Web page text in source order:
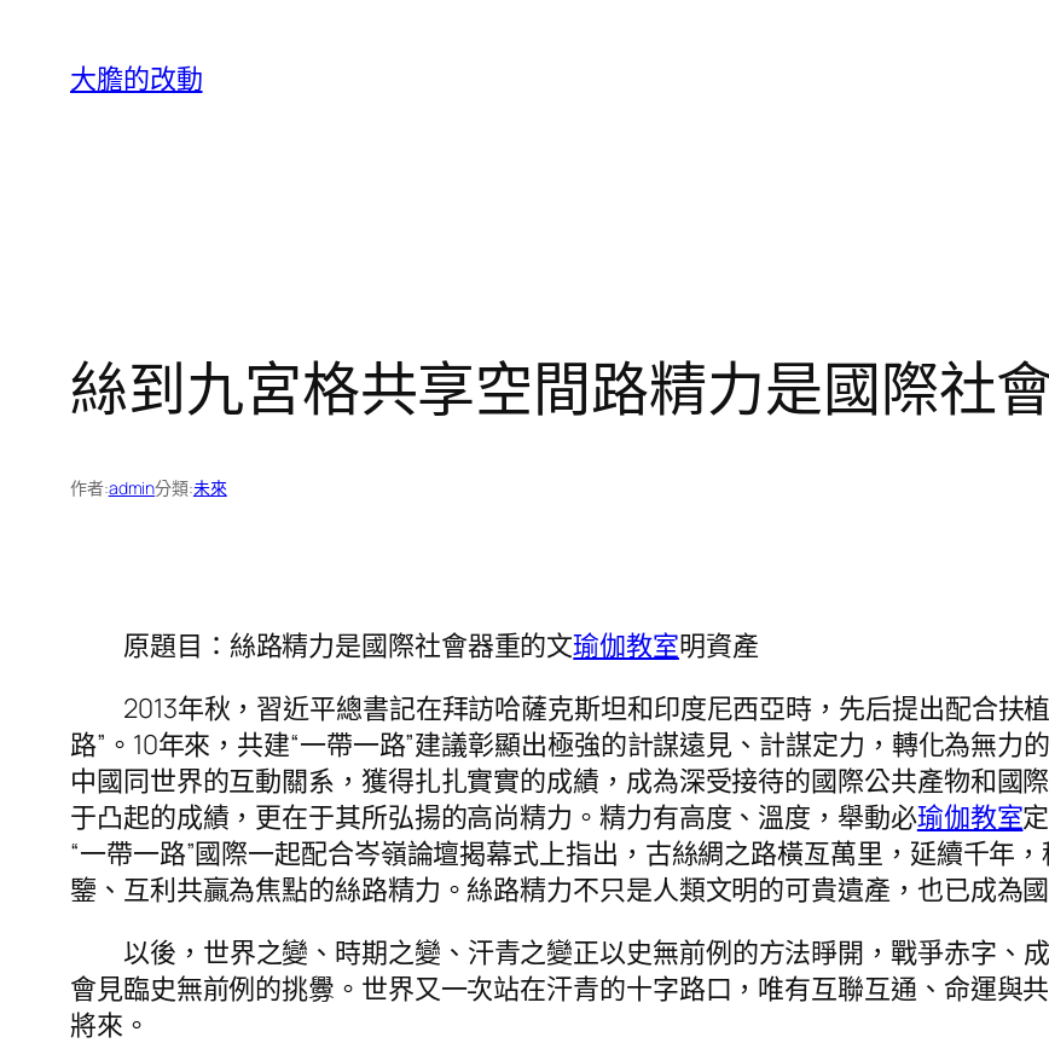
大膽的改動
絲到九宮格共享空間路精力是國際社
作者:admin分類:未來
原題目：絲路精力是國際社會器重的文瑜伽教室明資產
2013年秋，習近平總書記在拜訪哈薩克斯坦和印度尼西亞時，先后提出配合扶
路”。10年來，共建“一帶一路”建議彰顯出極強的計謀遠見、計謀定力，轉化為無力
中國同世界的互動關系，獲得扎扎實實的成績，成為深受接待的國際公共產物和國
于凸起的成績，更在于其所弘揚的高尚精力。精力有高度、溫度，舉動必瑜伽教室
“一帶一路”國際一起配合岑嶺論壇揭幕式上指出，古絲綢之路橫亙萬里，延續千年
鑒、互利共贏為焦點的絲路精力。絲路精力不只是人類文明的可貴遺產，也已成為
以後，世界之變、時期之變、汗青之變正以史無前例的方法睜開，戰爭赤字、
會見臨史無前例的挑釁。世界又一次站在汗青的十字路口，唯有互聯互通、命運與
將來。